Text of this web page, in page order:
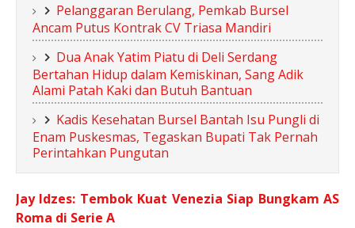
Pelanggaran Berulang, Pemkab Bursel
Ancam Putus Kontrak CV Triasa Mandiri
Dua Anak Yatim Piatu di Deli Serdang
Bertahan Hidup dalam Kemiskinan, Sang Adik
Alami Patah Kaki dan Butuh Bantuan
Kadis Kesehatan Bursel Bantah Isu Pungli di
Enam Puskesmas, Tegaskan Bupati Tak Pernah
Perintahkan Pungutan
Jay Idzes: Tembok Kuat Venezia Siap Bungkam AS
Roma di Serie A